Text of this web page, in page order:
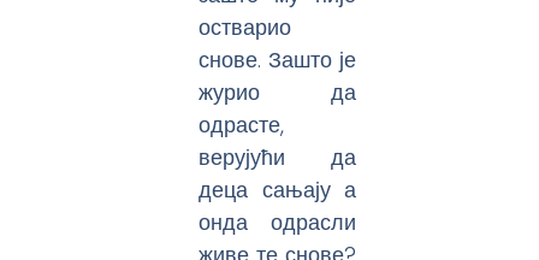
остварио
снове. Зашто је
журио да
одрасте,
верујући да
деца сањају а
онда одрасли